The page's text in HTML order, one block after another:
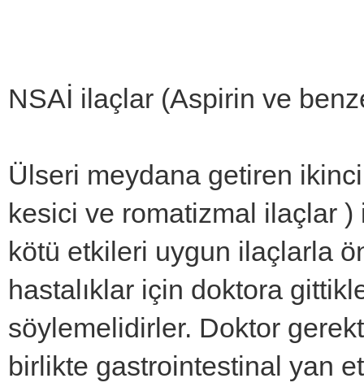
NSAİ ilaçlar (Aspirin ve
Ülseri meydana getiren
kesici ve romatizmal ilaçlar )
kötü etkileri uygun ilaçlarla
hastalıklar için doktora
söylemelidirler. Doktor
birlikte gastrointestinal yan